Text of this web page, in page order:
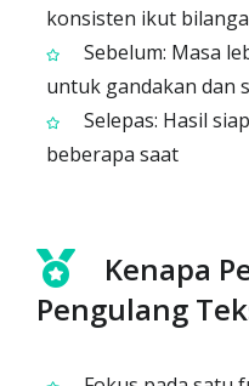
konsisten ikut
Sebelum: Masa
untuk gandakan dan
Selepas: Hasil
beberapa saat
Kenapa
Pengulang